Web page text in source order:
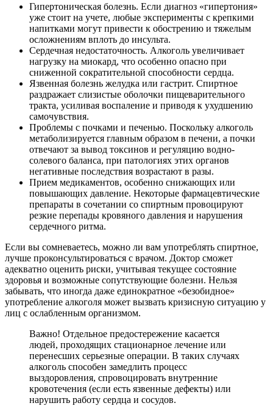
Гипертоническая болезнь. Если диагноз «гипертония»
уже стоит на учете, любые эксперименты с крепкими
напитками могут привести к обострению и тяжелым
осложнениям вплоть до инсульта.
Сердечная недостаточность. Алкоголь увеличивает
нагрузку на миокард, что особенно опасно при
сниженной сократительной способности сердца.
Язвенная болезнь желудка или гастрит. Спиртное
раздражает слизистые оболочки пищеварительного
тракта, усиливая воспаление и приводя к ухудшению
самочувствия.
Проблемы с почками и печенью. Поскольку алкоголь
метаболизируется главным образом в печени, а почки
отвечают за вывод токсинов и регуляцию водно-
солевого баланса, при патологиях этих органов
негативные последствия возрастают в разы.
Прием медикаментов, особенно снижающих или
повышающих давление. Некоторые фармацевтические
препараты в сочетании со спиртным провоцируют
резкие перепады кровяного давления и нарушения
сердечного ритма.
Если вы сомневаетесь, можно ли вам употреблять спиртное,
лучше проконсультироваться с врачом. Доктор сможет
адекватно оценить риски, учитывая текущее состояние
здоровья и возможные сопутствующие болезни. Нельзя
забывать, что иногда даже единократное «безобидное»
употребление алкоголя может вызвать кризисную ситуацию у
лиц с ослабленным организмом.
Важно! Отдельное предостережение касается
людей, проходящих стационарное лечение или
перенесших серьезные операции. В таких случаях
алкоголь способен замедлить процесс
выздоровления, спровоцировать внутренние
кровотечения (если есть язвенные дефекты) или
нарушить работу сердца и сосудов.